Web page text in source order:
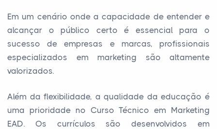
Em um cenário onde a capacidade de entender e
alcançar o público certo é essencial para o
sucesso de empresas e marcas, profissionais
especializados em marketing são altamente
valorizados.
Além da flexibilidade, a qualidade da educação é
uma prioridade no Curso Técnico em Marketing
EAD. Os currículos são desenvolvidos em